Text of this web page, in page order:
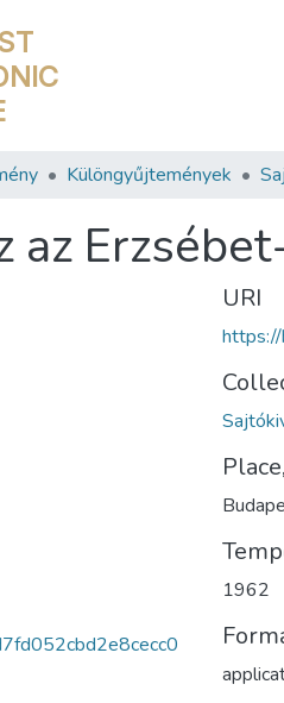
Különgyűjtemények
az
URI
1962